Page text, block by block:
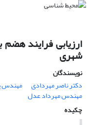
ارزیابی فرایند
شهری
نویسندگان
دکتر ناصر مهردادی
مهندس
مهندس مهرداد عدل
چکیده